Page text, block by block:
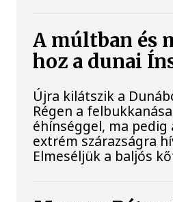
A múltban és
hoz a dunai
Újra kilátszik a
Régen a
éhínséggel, ma
extrém szárazságra
Elmeséljük a baljós